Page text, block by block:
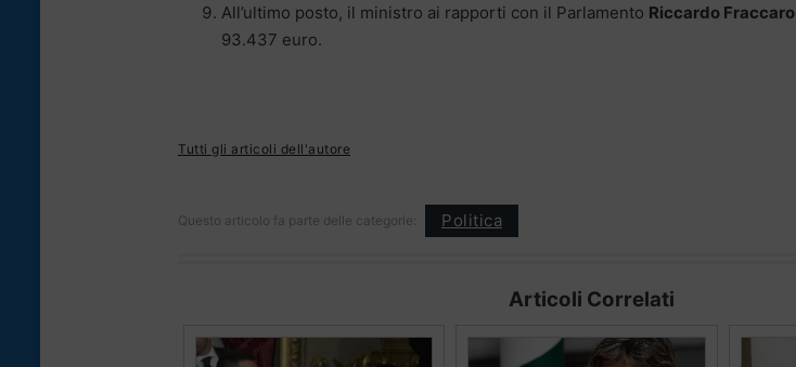
All’ultimo posto, il ministro ai rapporti con il Parlamento Riccardo Fraccaro
93.437 euro.
Tutti gli articoli dell'autore
Questo articolo fa parte delle categorie: Politica
Articoli Correlati